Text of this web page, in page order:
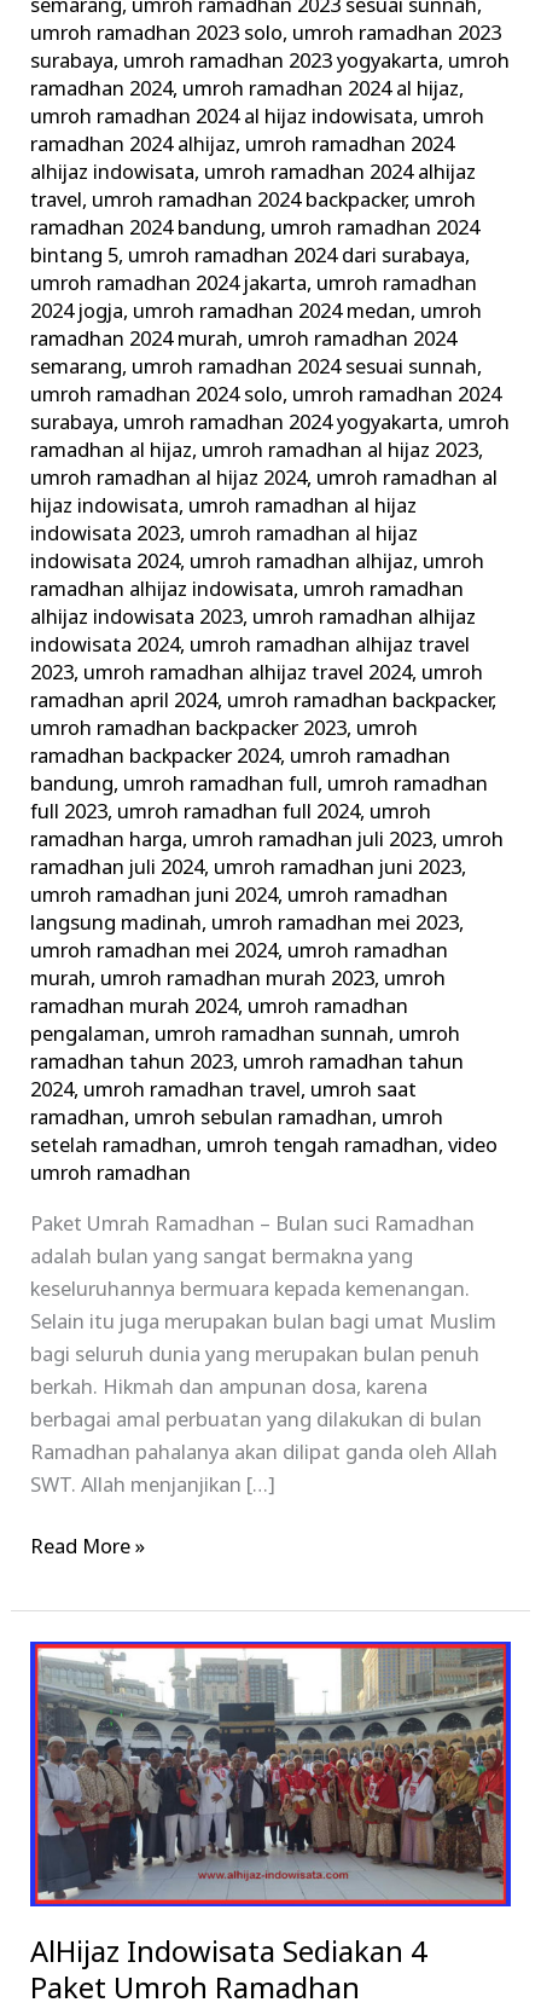
semarang, umroh ramadhan 2023 sesuai sunnah,
umroh ramadhan 2023 solo, umroh ramadhan 2023
surabaya, umroh ramadhan 2023 yogyakarta, umroh
ramadhan 2024, umroh ramadhan 2024 al hijaz,
umroh ramadhan 2024 al hijaz indowisata, umroh
ramadhan 2024 alhijaz, umroh ramadhan 2024
alhijaz indowisata, umroh ramadhan 2024 alhijaz
travel, umroh ramadhan 2024 backpacker, umroh
ramadhan 2024 bandung, umroh ramadhan 2024
bintang 5, umroh ramadhan 2024 dari surabaya,
umroh ramadhan 2024 jakarta, umroh ramadhan
2024 jogja, umroh ramadhan 2024 medan, umroh
ramadhan 2024 murah, umroh ramadhan 2024
semarang, umroh ramadhan 2024 sesuai sunnah,
umroh ramadhan 2024 solo, umroh ramadhan 2024
surabaya, umroh ramadhan 2024 yogyakarta, umroh
ramadhan al hijaz, umroh ramadhan al hijaz 2023,
umroh ramadhan al hijaz 2024, umroh ramadhan al
hijaz indowisata, umroh ramadhan al hijaz
indowisata 2023, umroh ramadhan al hijaz
indowisata 2024, umroh ramadhan alhijaz, umroh
ramadhan alhijaz indowisata, umroh ramadhan
alhijaz indowisata 2023, umroh ramadhan alhijaz
indowisata 2024, umroh ramadhan alhijaz travel
2023, umroh ramadhan alhijaz travel 2024, umroh
ramadhan april 2024, umroh ramadhan backpacker,
umroh ramadhan backpacker 2023, umroh
ramadhan backpacker 2024, umroh ramadhan
bandung, umroh ramadhan full, umroh ramadhan
full 2023, umroh ramadhan full 2024, umroh
ramadhan harga, umroh ramadhan juli 2023, umroh
ramadhan juli 2024, umroh ramadhan juni 2023,
umroh ramadhan juni 2024, umroh ramadhan
langsung madinah, umroh ramadhan mei 2023,
umroh ramadhan mei 2024, umroh ramadhan
murah, umroh ramadhan murah 2023, umroh
ramadhan murah 2024, umroh ramadhan
pengalaman, umroh ramadhan sunnah, umroh
ramadhan tahun 2023, umroh ramadhan tahun
2024, umroh ramadhan travel, umroh saat
ramadhan, umroh sebulan ramadhan, umroh
setelah ramadhan, umroh tengah ramadhan,video
umroh ramadhan
Paket Umrah Ramadhan – Bulan suci Ramadhan
adalah bulan yang sangat bermakna yang
keseluruhannya bermuara kepada kemenangan.
Selain itu juga merupakan bulan bagi umat Muslim
bagi seluruh dunia yang merupakan bulan penuh
berkah. Hikmah dan ampunan dosa, karena
berbagai amal perbuatan yang dilakukan di bulan
Ramadhan pahalanya akan dilipat ganda oleh Allah
SWT. Allah menjanjikan […]
Read More »
AlHijaz Indowisata Sediakan 4
Paket Umroh Ramadhan
AlHijaz
Indowisata
Sediakan
4
Paket
Umroh
Ramadhan